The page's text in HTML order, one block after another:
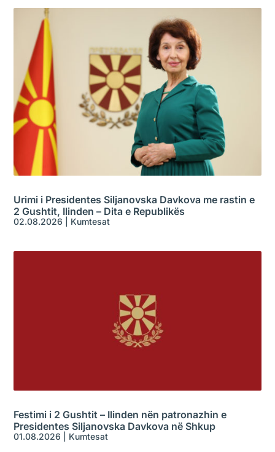
Urimi i Presidentes Siljanovska Davkova me rastin e
2 Gushtit, Ilinden – Dita e Republikës
02.08.2026 Kumtesat
Festimi i 2 Gushtit – Ilinden nën patronazhin e
Presidentes Siljanovska Davkova në Shkup
01.08.2026 Kumtesat